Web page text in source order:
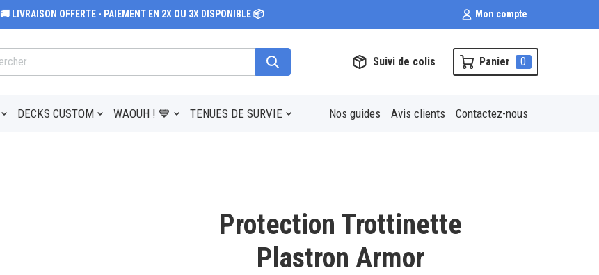
🚚 LIVRAISON OFFERTE - PAIEMENT EN 2X OU 3X DISPONIBLE 📦 Mon compte
Suivi de colis Panier 0
DECKS CUSTOM WAOUH ! 💙 TENUES DE SURVIE Nos guides Avis clients Contactez-nous
Protection Trottinette
Plastron Armor